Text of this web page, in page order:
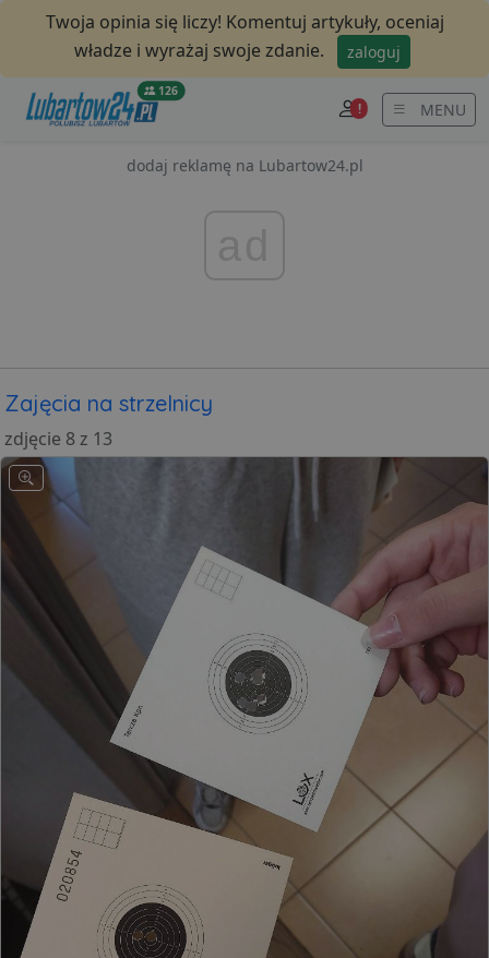
Twoja opinia się liczy! Komentuj artykuły, oceniaj
władze i wyrażaj swoje zdanie.
zaloguj
126
! MENU
dodaj reklamę na Lubartow24.pl
Zajęcia na strzelnicy
zdjęcie 8 z 13